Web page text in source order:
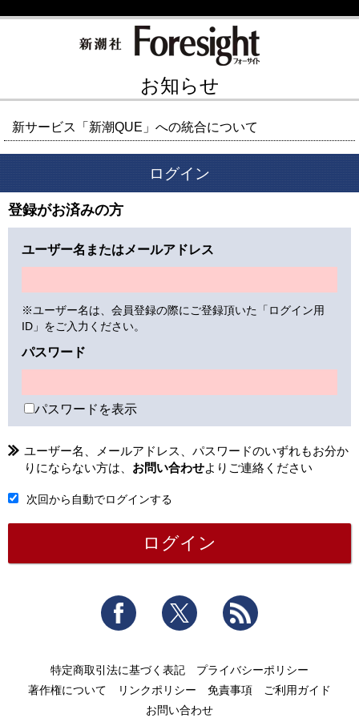
お知らせ
新サービス「新潮QUE」への統合について
ログイン
登録がお済みの方
ユーザー名またはメールアドレス
※ユーザー名は、会員登録の際にご登録頂いた「ログイン用
ID」をご入力ください。
パスワード
パスワードを表示
ユーザー名、メールアドレス、パスワードのいずれもお分か
りにならない方は、 お問い合わせよりご連絡ください
次回から自動でログインする
Facebook Twitter
特定商取引法に基づく表記
プライバシーポリシー
著作権について
リンクポリシー 免責事項
ご利用ガイド
お問い合わせ